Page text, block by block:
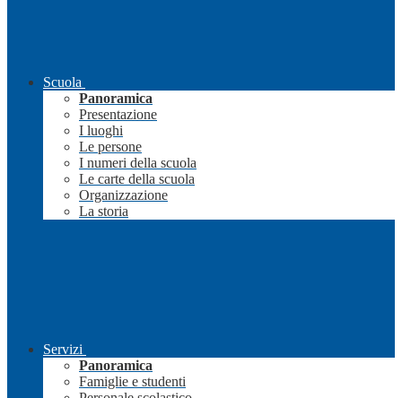
Scuola
Panoramica
Presentazione
I luoghi
Le persone
I numeri della scuola
Le carte della scuola
Organizzazione
La storia
Servizi
Panoramica
Famiglie e studenti